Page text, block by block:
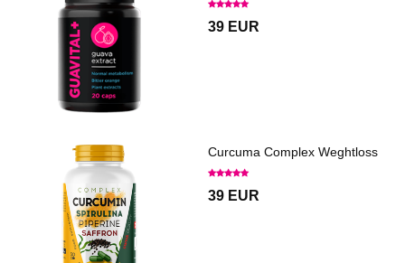
39 EUR
Curcuma Complex Weghtloss
39 EUR